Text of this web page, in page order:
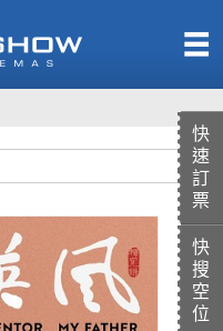
快
速
訂
票
快
搜
空
位
影城餐飲
UNICORN